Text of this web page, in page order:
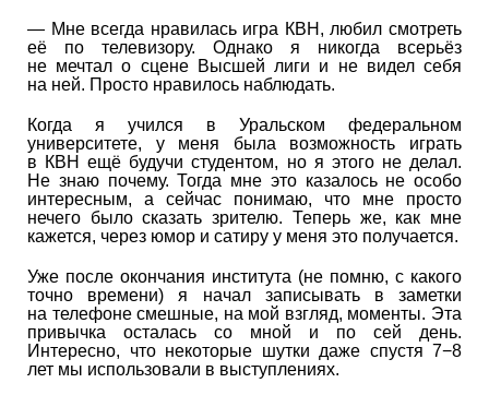
— Мне всегда нравилась игра КВН, любил смотреть
её по телевизору. Однако я никогда всерьёз
не мечтал о сцене Высшей лиги и не видел себя
на ней. Просто нравилось наблюдать.
Когда я учился в Уральском федеральном
университете, у меня была возможность играть
в КВН ещё будучи студентом, но я этого не делал.
Не знаю почему. Тогда мне это казалось не особо
интересным, а сейчас понимаю, что мне просто
нечего было сказать зрителю. Теперь же, как мне
кажется, через юмор и сатиру у меня это получается.
Уже после окончания института (не помню, с какого
точно времени) я начал записывать в заметки
на телефоне смешные, на мой взгляд, моменты. Эта
привычка осталась со мной и по сей день.
Интересно, что некоторые шутки даже спустя 7−8
лет мы использовали в выступлениях.